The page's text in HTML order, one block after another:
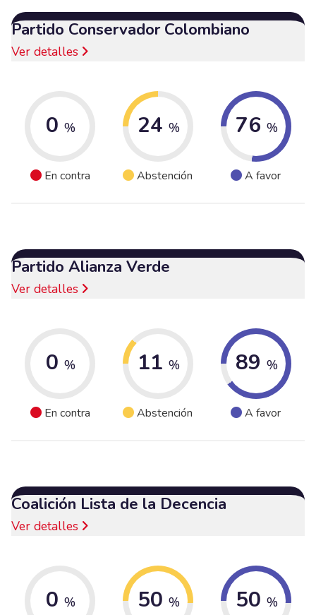
Partido Conservador Colombiano
Ver detalles
0 %
En contra
24 %
Abstención
76 %
A favor
Partido Alianza Verde
Ver detalles
0 %
En contra
11 %
Abstención
89 %
A favor
Coalición Lista de la Decencia
Ver detalles
0 % 50 % 50 %